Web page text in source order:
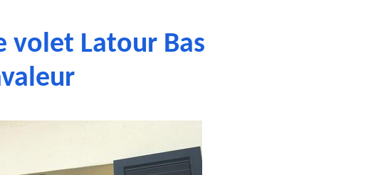
volet Latour Bas